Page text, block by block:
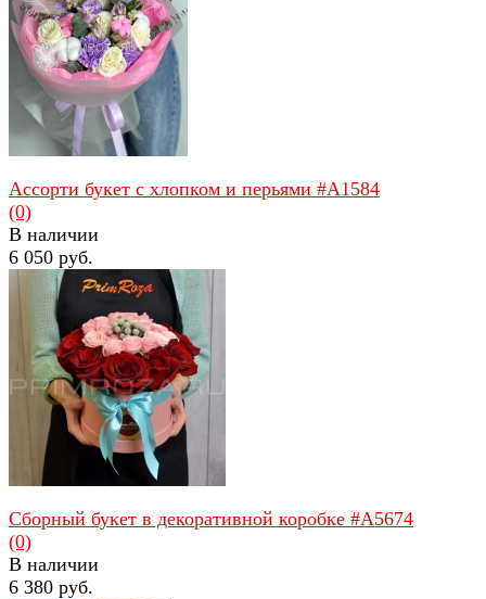
избранное сравнить
избранное сравнить
Ассорти букет с хлопком и перьями #A1584
(0)
В наличии
6 050 руб.
Сборный букет в декоративной коробке #A5674
(0)
В наличии
6 380 руб.